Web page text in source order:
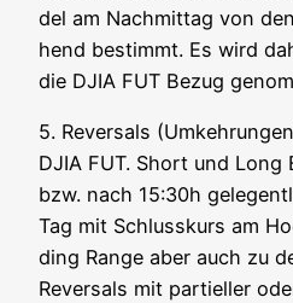
del am Nach­mit­tag von
hend bestimmt. Es wird
die DJIA FUT Bezug
5. Rever­sals
DJIA FUT. Short und Long
bzw. nach 15:30h
Tag mit Schluss­kurs am
ding Ran­ge aber auch zu
Rever­sals mit par­ti­el­ler